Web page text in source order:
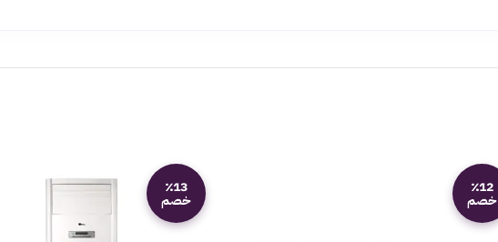
٪12
خصم
٪13
خصم